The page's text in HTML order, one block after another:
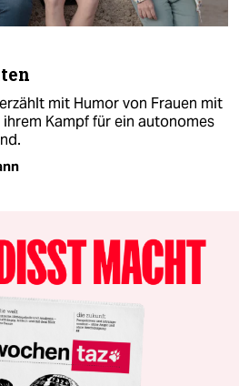
mit Humor von Frauen mit
Kampf für ein autonomes